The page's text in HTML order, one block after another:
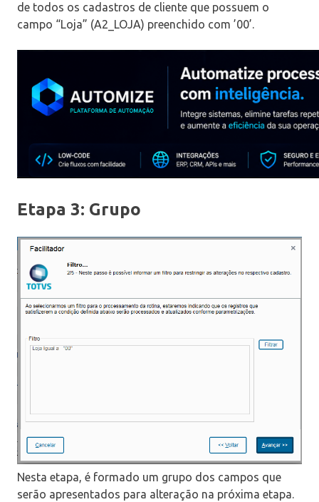
de todos os cadastros de cliente que possuem o
campo “Loja” (A2_LOJA) preenchido com ’00’.
Etapa 3: Grupo
Nesta etapa, é formado um grupo dos campos que
serão apresentados para alteração na próxima etapa.